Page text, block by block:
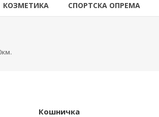
КОЗМЕТИКА СПОРТСКА ОПРЕМА
Кошничка